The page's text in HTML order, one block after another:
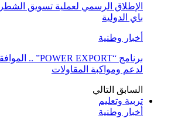
الإطلاق الرسمي لعملية تسويق
باي الدولية
أخبار وطنية
لدعم ومواكبة المقاولات
السابق التالي
تربية وتعليم
أخبار وطنية